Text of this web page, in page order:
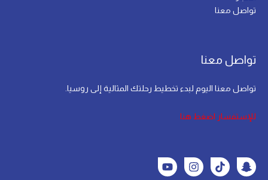
تواصل معنا
تواصل معنا
تواصل معنا اليوم لبدء تخطيط رحلتك المثالية إلى روسيا.
للإستفسار اضغط هنا